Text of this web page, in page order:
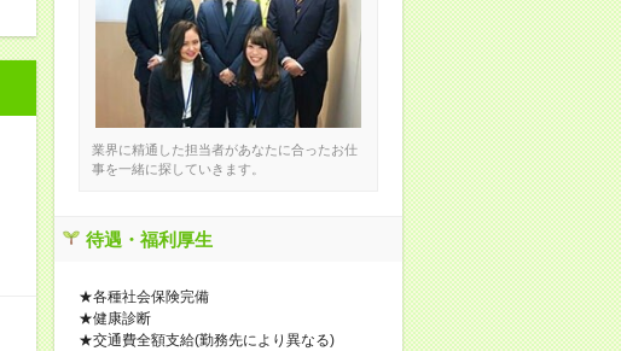
業界に精通した担当者があなたに合ったお仕
事を一緒に探していきます。
待遇・福利厚生
★各種社会保険完備
★健康診断
★交通費全額支給(勤務先により異なる)